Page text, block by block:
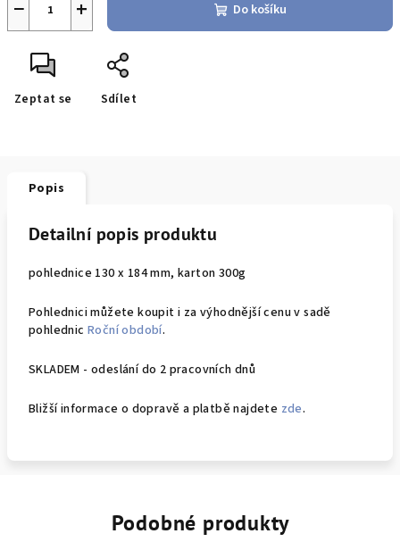
+
− Do košíku
Zeptat se Sdílet
Popis
Detailní popis produktu
pohlednice 130 x 184 mm, karton 300g
Pohlednici můžete koupit i za výhodnější cenu v sadě
pohlednicRoční období.
SKLADEM - odeslání do 2 pracovních dnů
Bližší informace o dopravě a platbě najdete zde.
Podobné produkty